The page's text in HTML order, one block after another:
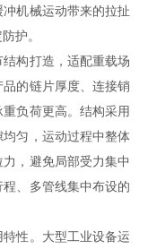
机械运动带来的拉扯
护。
构打造，适配重载场
的链片厚度、连接销
负荷更高。结构采用
匀，运动过程中整体
，避免局部受力集中
、多管线集中布设的
性。大型工业设备运